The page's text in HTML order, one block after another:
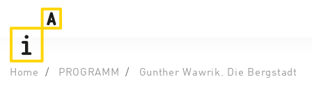
Home PROGRAMM Gunther Wawrik. Die Bergstadt